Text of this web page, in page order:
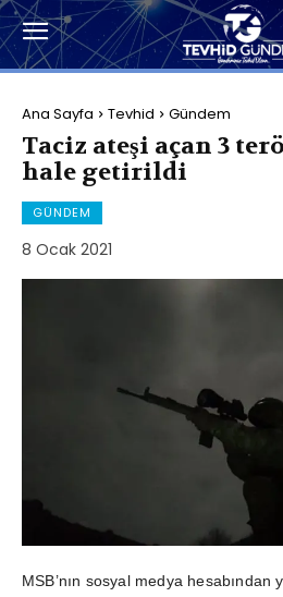
Ana Sayfa Tevhid Gündem
Taciz ateşi açan 3
hale getirildi
GÜNDEM
8 Ocak 2021
MSB’nın sosyal medya hesabından